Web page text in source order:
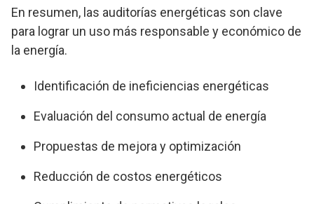
En resumen, las auditorías energéticas son clave
para lograr un uso más responsable y económico de
la energía.
Identificación de ineficiencias energéticas
Evaluación del consumo actual de energía
Propuestas de mejora y optimización
Reducción de costos energéticos